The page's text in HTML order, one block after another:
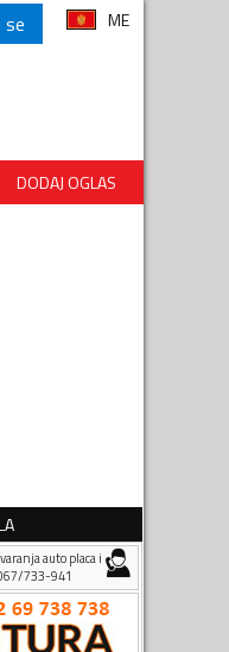
se ME
DODAJ OGLAS
auto placa i
733-941